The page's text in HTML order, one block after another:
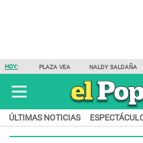
HOY: PLAZA VEA NALDY SALDAÑA
ÚLTIMAS NOTICIAS